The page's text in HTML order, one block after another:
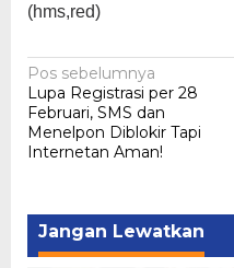
(hms,red)
Navigasi
pos
Pos sebelumnya
Lupa Registrasi per 28
Februari, SMS dan
Menelpon Diblokir Tapi
Internetan Aman!
Jangan Lewatkan